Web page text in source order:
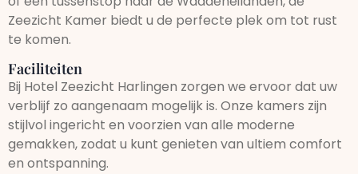
Zeezicht Kamer biedt u de perfecte plek om tot rust
te komen.
Faciliteiten
Bij Hotel Zeezicht Harlingen zorgen we ervoor dat uw
verblijf zo aangenaam mogelijk is. Onze kamers zijn
stijlvol ingericht en voorzien van alle moderne
gemakken, zodat u kunt genieten van ultiem comfort
en ontspanning.